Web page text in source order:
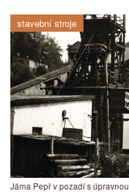
stavební stroje
Jáma Pepř v pozadí s úpravnou